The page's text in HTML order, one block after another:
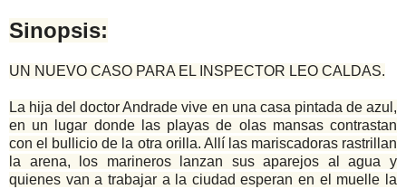
Sinopsis:
UN NUEVO CASO PARA EL INSPECTOR LEO CALDAS.
La hija del doctor Andrade vive en una casa pintada de azul,
en un lugar donde las playas de olas mansas contrastan
con el bullicio de la otra orilla. Allí las mariscadoras rastrillan
la arena, los marineros lanzan sus aparejos al agua y
quienes van a trabajar a la ciudad esperan en el muelle la